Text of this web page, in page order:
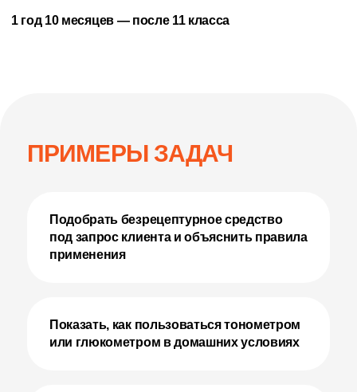
1 год 10 месяцев — после 11 класса
ПРИМЕРЫ ЗАДАЧ
Подобрать безрецептурное средство
под запрос клиента и объяснить правила
применения
Показать, как пользоваться тонометром
или глюкометром в домашних условиях